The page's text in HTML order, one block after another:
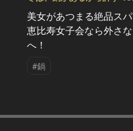
美女があつまる絶品ス
恵比寿女子会なら外さ
へ！
#鍋